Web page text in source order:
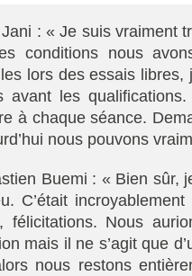
: « Je suis vraiment
conditions nous
lors des essais libres,
avant les
à chaque séance.
nous pouvons
Buemi : « Bien sûr,
C’était
félicitations. Nous
mais il ne s’agit que
nous restons